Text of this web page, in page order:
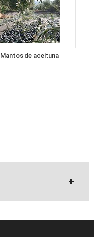
Mantos de aceituna